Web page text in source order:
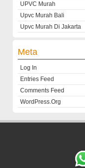
UPVC Murah
Upvc Murah Bali
Upvc Murah Di Jakarta
Meta
Log In
Entries Feed
Comments Feed
WordPress.org